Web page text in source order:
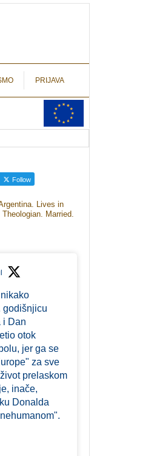
PRIJAVA
Follow
Lives in
Married.
godišnjicu
i Dan
otok
jer ga se
za sve
prelaskom
inače,
Donalda